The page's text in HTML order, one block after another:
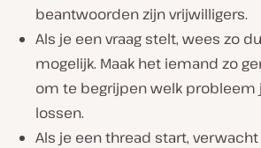
beantwoorden zijn vrijwilligers.
Als je een vraag stelt, wees zo
mogelijk. Maak het iemand zo
om te begrijpen welk probleem
lossen.
Als je een thread start,